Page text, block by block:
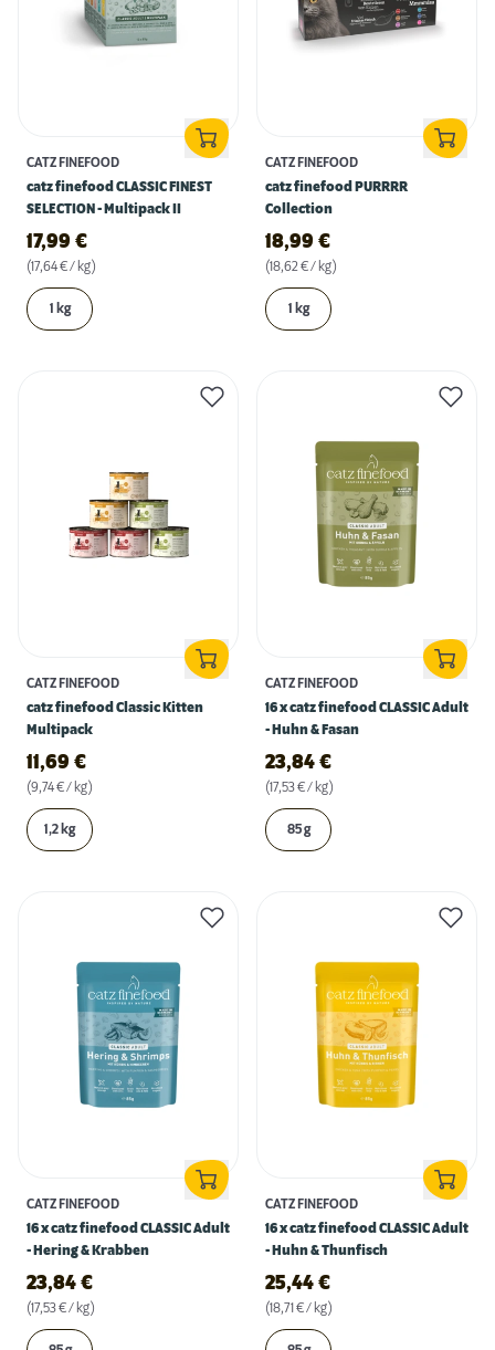
CATZ FINEFOOD
catz finefood CLASSIC FINEST
SELECTION - Multipack II
17,99 €
(17,64 € / kg)
1 kg
CATZ FINEFOOD
catz finefood PURRRR
Collection
18,99 €
(18,62 € / kg)
1 kg
CATZ FINEFOOD
catz finefood Classic Kitten
Multipack
11,69 €
(9,74 € / kg)
1,2 kg
CATZ FINEFOOD
16 x catz finefood CLASSIC Adult
- Huhn & Fasan
23,84 €
(17,53 € / kg)
85 g
CATZ FINEFOOD
16 x catz finefood CLASSIC Adult
- Hering & Krabben
23,84 €
(17,53 € / kg)
CATZ FINEFOOD
16 x catz finefood CLASSIC Adult
- Huhn & Thunfisch
25,44 €
(18,71 € / kg)